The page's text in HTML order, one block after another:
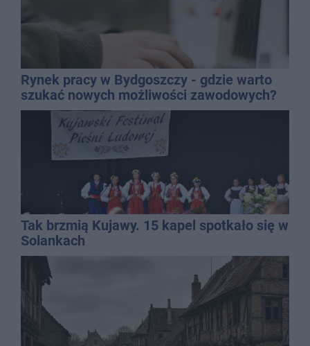
Rynek pracy w Bydgoszczy - gdzie warto
szukać nowych możliwości zawodowych?
Tak brzmią Kujawy. 15 kapel spotkało się w
Solankach